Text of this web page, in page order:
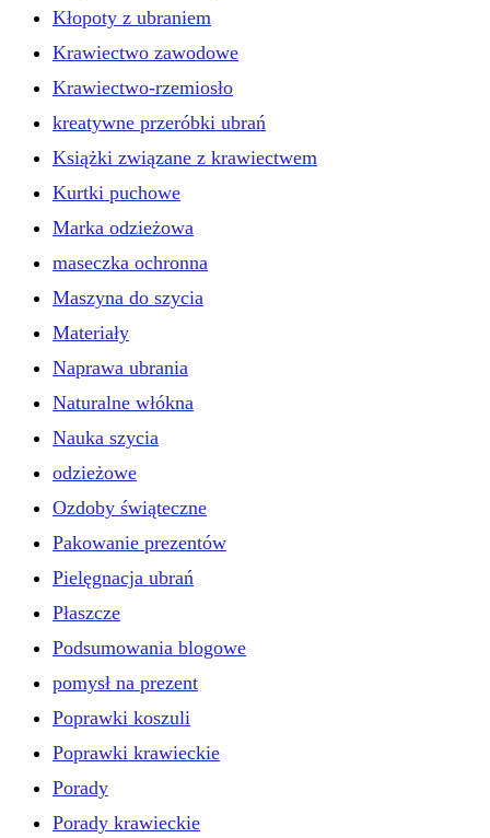
Kłopoty z ubraniem
Krawiectwo zawodowe
Krawiectwo-rzemiosło
kreatywne przeróbki ubrań
Książki związane z krawiectwem
Kurtki puchowe
Marka odzieżowa
maseczka ochronna
Maszyna do szycia
Materiały
Naprawa ubrania
Naturalne włókna
Nauka szycia
odzieżowe
Ozdoby świąteczne
Pakowanie prezentów
Pielęgnacja ubrań
Płaszcze
Podsumowania blogowe
pomysł na prezent
Poprawki koszuli
Poprawki krawieckie
Porady
Porady krawieckie